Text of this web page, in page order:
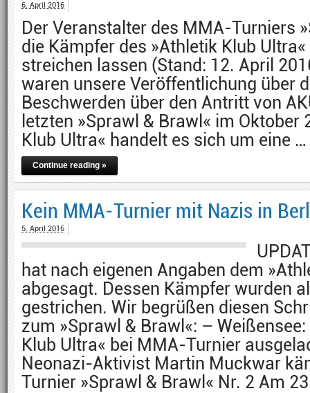
6. April 2016
Der Veranstalter des MMA-Turniers
die Kämpfer des »Athletik Klub
streichen lassen (Stand: 12. April
waren unsere Veröffentlichung über
Beschwerden über den Antritt von
letzten »Sprawl & Brawl« im Oktober
Klub Ultra« handelt es sich um eine …
Continue reading »
Kein MMA-Turnier mit Nazis in
5. April 2016
hat nach eigenen Angaben dem
abgesagt. Dessen Kämpfer wurden
gestrichen. Wir begrüßen diesen
zum »Sprawl & Brawl«: –
Klub Ultra« bei MMA-Turnier
Neonazi-Aktivist Martin Muckwar
Turnier »Sprawl & Brawl« Nr. 2 Am